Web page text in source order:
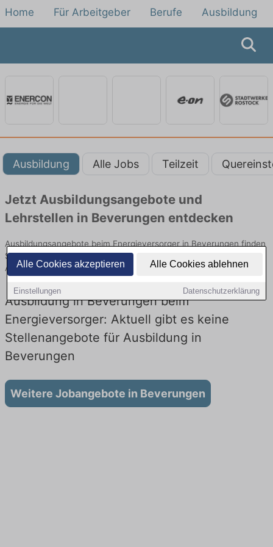
Alle Cookies akzeptieren Alle Cookies ablehnen
Einstellungen Datenschutzerklärung
Home Für Arbeitgeber Berufe Ausbildung
Ausbildung Alle Jobs Teilzeit
Jetzt Ausbildungsangebote und
Lehrstellen in Beverungen entdecken
Ausbildungsangebote beim Energieversorger in Beverungen finden
Sie von namhaften Firmen. Entdecken Sie freie Optionen von Top-
Arbeitgebern und bewerben Sie sich noch heute.
Ausbildung in Beverungen beim
Energieversorger: Aktuell gibt es keine
Stellenangebote für Ausbildung in
Beverungen
Weitere Jobangebote in Beverungen